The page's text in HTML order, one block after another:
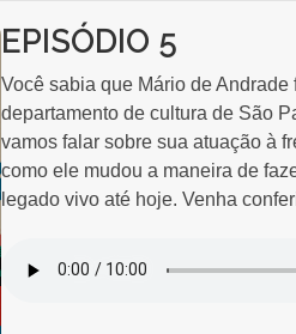
EPISÓDIO 5
Você sabia que Mário de
departamento de cultura de São
vamos falar sobre sua atuação à
como ele mudou a maneira de
legado vivo até hoje. Venha